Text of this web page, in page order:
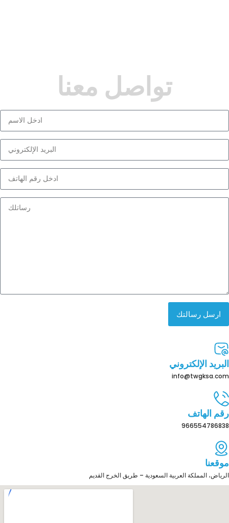
تواصل معنا
ارسل رسالتك
البريد الإلكتروني
info@twgksa.com
رقم الهاتف
966554786838
موقعنا
الرياض، المملكة العربية السعودية – طريق الخرج القديم